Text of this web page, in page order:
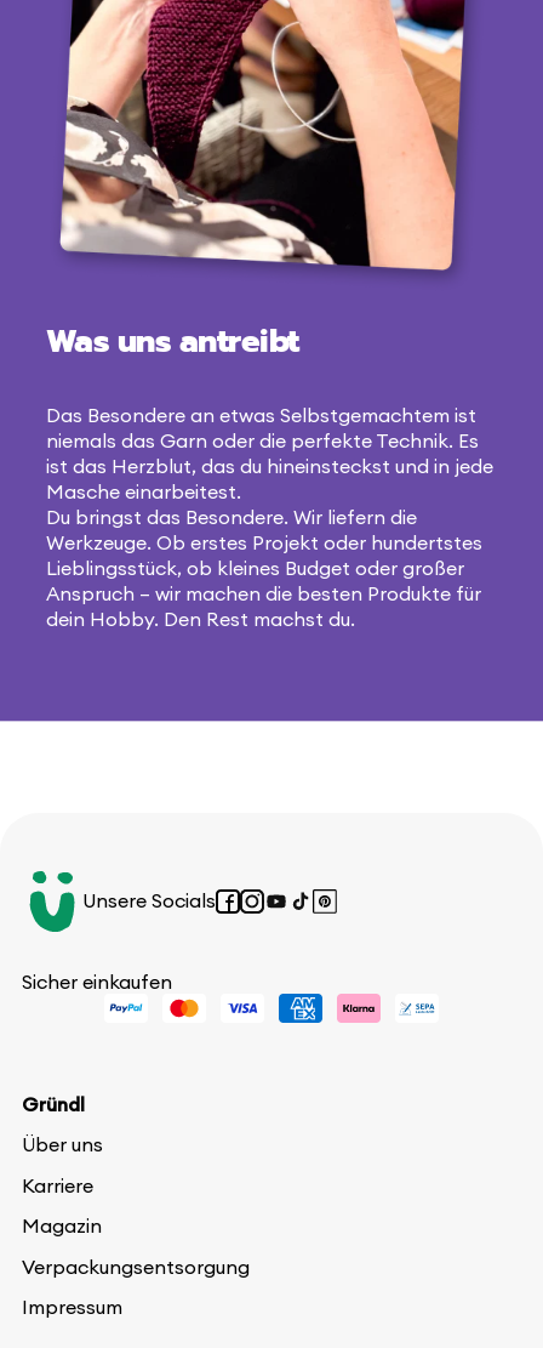
Was uns antreibt
Das Besondere an etwas Selbstgemachtem ist
niemals das Garn oder die perfekte Technik. Es
ist das Herzblut, das du hineinsteckst und in jede
Masche einarbeitest.
Du bringst das Besondere. Wir liefern die
Werkzeuge. Ob erstes Projekt oder hundertstes
Lieblingsstück, ob kleines Budget oder großer
Anspruch – wir machen die besten Produkte für
dein Hobby. Den Rest machst du.
Unsere SocialsFacebook
Instagram
YouTube
TikTokPinterest
Sicher einkaufen
Gründl
Über uns
Karriere
Magazin
Verpackungsentsorgung
Impressum